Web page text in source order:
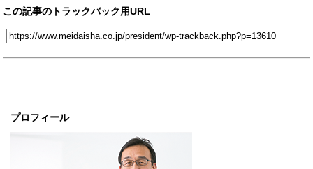
プロフィール
この記事のトラックバック用URL